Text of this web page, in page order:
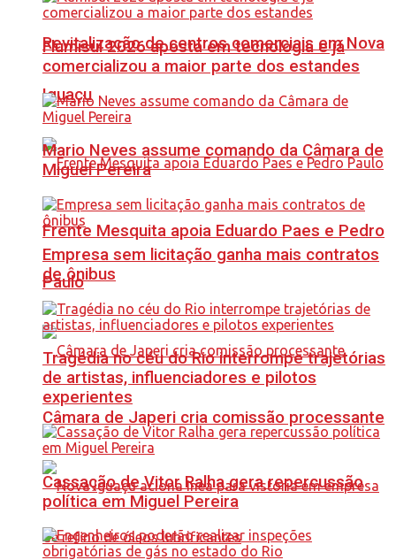
Revitalização de centros comerciais em Nova
Iguaçu
Frente Mesquita apoia Eduardo Paes e Pedro
Paulo
Câmara de Japeri cria comissão processante
Flumisul 2026 aposta em tecnologia e já
comercializou a maior parte dos estandes
Mario Neves assume comando da Câmara de
Miguel Pereira
Empresa sem licitação ganha mais contratos
de ônibus
Tragédia no céu do Rio interrompe trajetórias
de artistas, influenciadores e pilotos
experientes
Cassação de Vitor Ralha gera repercussão
política em Miguel Pereira